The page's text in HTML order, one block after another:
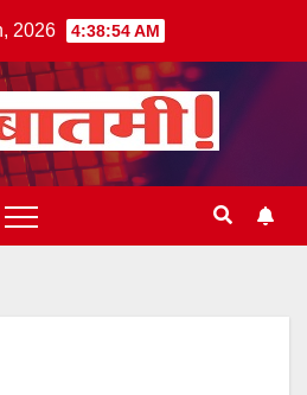
2026 4:38:55 AM